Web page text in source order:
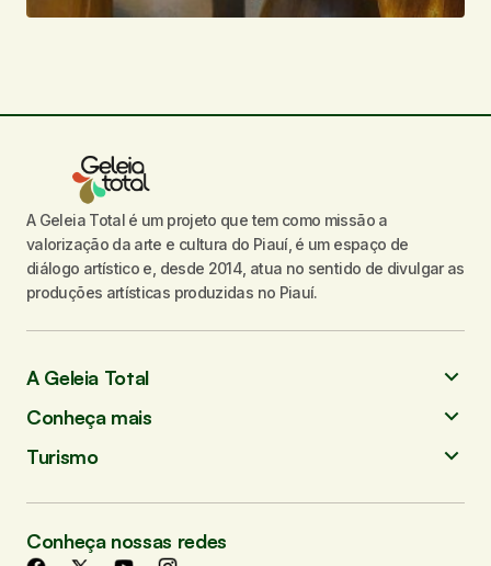
A Geleia Total é um projeto que tem como missão a
valorização da arte e cultura do Piauí, é um espaço de
diálogo artístico e, desde 2014, atua no sentido de divulgar as
produções artísticas produzidas no Piauí.
A Geleia Total
Conheça mais
Turismo
Conheça nossas redes